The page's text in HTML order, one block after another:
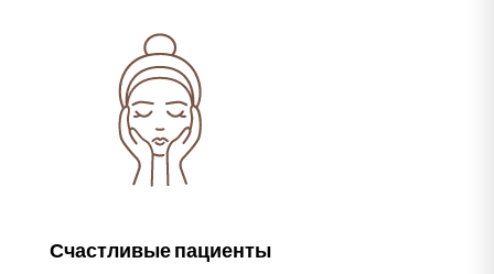
Счастливые пациенты